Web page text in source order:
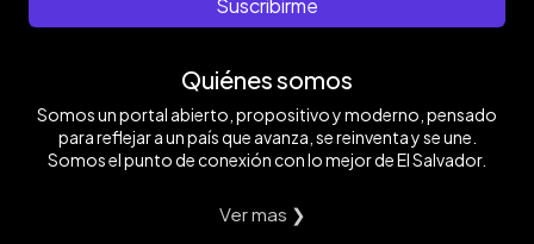
Suscribirme
Quiénes somos
Somos un portal abierto, propositivo y moderno, pensado
para reflejar a un país que avanza, se reinventa y se une.
Somos el punto de conexión con lo mejor de El Salvador.
Ver mas ❯